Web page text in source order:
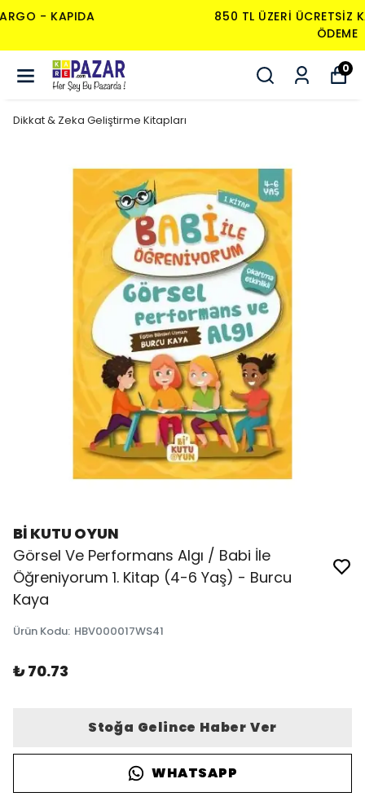
850 TL ÜZERI ÜCRETSIZ KARGO - KAPIDA
0
Dikkat & Zeka Geliştirme Kitapları
Bİ KUTU OYUN
Görsel Ve Performans Algı / Babi İle
Öğreniyorum 1. Kitap (4-6 Yaş) - Burcu
Kaya
Ürün Kodu: HBV000017WS41
₺ 70.73
Stoğa Gelince Haber Ver
WHATSAPP